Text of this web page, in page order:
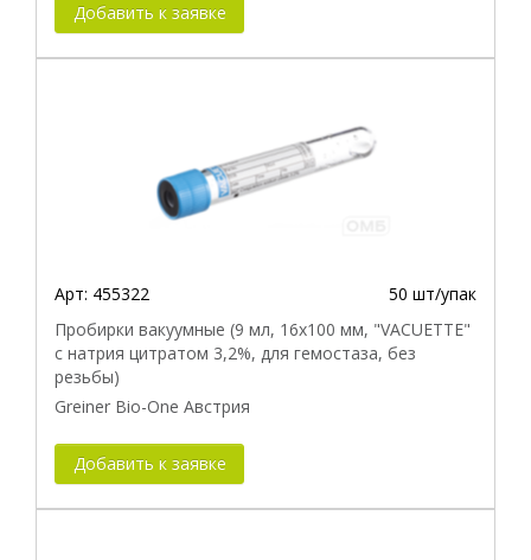
Добавить к заявке
Арт: 455322
50 шт/упак
Пробирки вакуумные (9 мл, 16х100 мм, "VACUETTE"
с натрия цитратом 3,2%, для гемостаза, без
резьбы)
Greiner Bio-One Австрия
Добавить к заявке